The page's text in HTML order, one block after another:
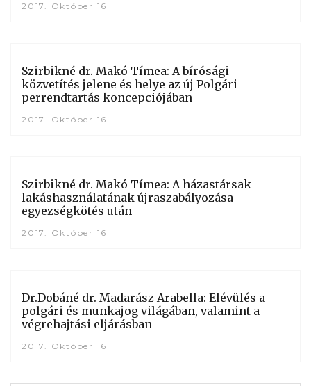
2017. Október 16
Szirbikné dr. Makó Tímea: A bírósági
közvetítés jelene és helye az új Polgári
perrendtartás koncepciójában
2017. Október 16
Szirbikné dr. Makó Tímea: A házastársak
lakáshasználatának újraszabályozása
egyezségkötés után
2017. Október 16
Dr.Dobáné dr. Madarász Arabella: Elévülés a
polgári és munkajog világában, valamint a
végrehajtási eljárásban
2017. Október 16